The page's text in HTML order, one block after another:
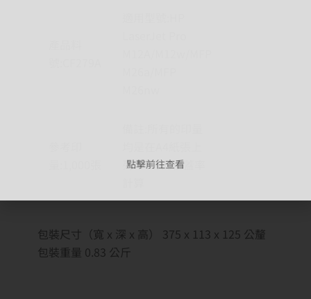
列印5%的覆蓋率
包裝尺寸（寬 x 深 x 高） 375 x 113 x 125 公釐
包裝重量 0.83 公斤
點擊前往查看